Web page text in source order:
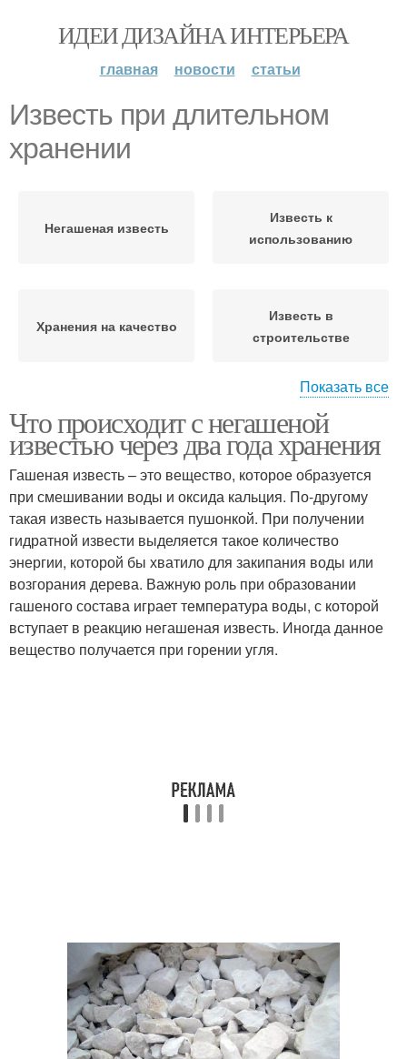
ИДЕИ ДИЗАЙНА ИНТЕРЬЕРА
главная новости статьи
Известь при длительном
хранении
Негашеная известь
Известь к
использованию
Хранения на качество
Известь в
строительстве
промышленности
Известь в
лабораториях
Комовая известь Известь в экологии
Известь для окраски Хлорная известь
Показать все
Что происходит с негашеной
известью через два года хранения
Гашеная известь – это вещество, которое образуется
при смешивании воды и оксида кальция. По-другому
такая известь называется пушонкой. При получении
гидратной извести выделяется такое количество
энергии, которой бы хватило для закипания воды или
возгорания дерева. Важную роль при образовании
гашеного состава играет температура воды, с которой
вступает в реакцию негашеная известь. Иногда данное
вещество получается при горении угля.